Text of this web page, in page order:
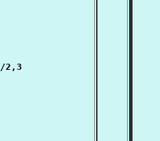
/2,3